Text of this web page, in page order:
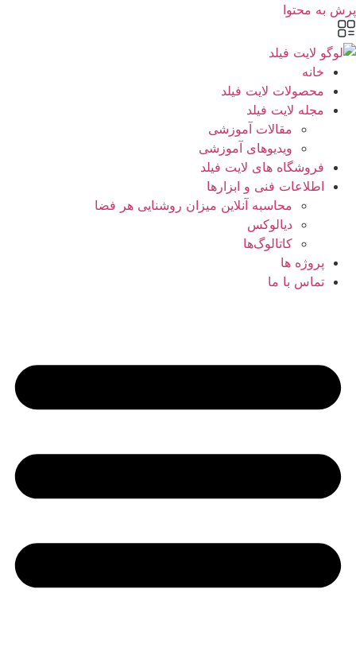
پرش به محتوا
خانه
محصولات لایت فیلد
مجله لایت فیلد
مقالات آموزشی
ویدیوهای آموزشی
فروشگاه های لایت فیلد
اطلاعات فنی و ابزارها
محاسبه آنلاین میزان روشنایی هر فضا
دیالوکس
کاتالوگ‌ها
پروژه ها
تماس با ما